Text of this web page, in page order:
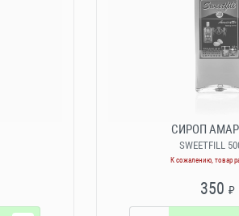
СИРОП
SWEETFILL
К сожалению, товар
350₽